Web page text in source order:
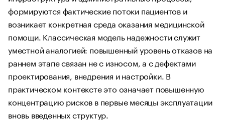
формируются фактические потоки пациентов и
возникает конкретная среда оказания медицинской
помощи. Классическая модель надежности служит
уместной аналогией: повышенный уровень отказов на
раннем этапе связан не с износом, а с дефектами
проектирования, внедрения и настройки. В
практическом контексте это означает повышенную
концентрацию рисков в первые месяцы эксплуатации
вновь введенных структур.